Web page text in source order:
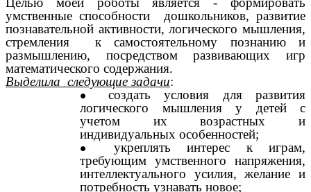
умственные способности дошкольников, развитие
познавательной активности, логического мышления,
стремления к самостоятельному познанию и
размышлению, посредством развивающих игр
математического содержания.
Выделила следующие задачи:
создать условия для развития
логического мышления у детей с
учетом их возрастных и
индивидуальных особенностей;
укреплять интерес к играм,
требующим умственного напряжения,
интеллектуального усилия, желание и
потребность узнавать новое;